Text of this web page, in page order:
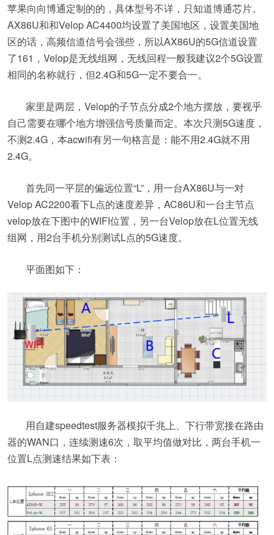
苹果向向博通定制的的，具体型号不详，只知道博通芯片。
AX86U和和Velop AC4400均设置了美国地区，设置美国地
区的话，高频信道信号会强些，所以AX86U的5G信道设置
了161，Velop是无线组网，无线回程一般我建议2个5G设置
相同的名称就行，但2.4G和5G一定不要合一。
家里是两层，Velop的子节点分成2个地方摆放，要视乎
自己需要在哪个地方增强信号质量而定。本次只测5G速度，
不测2.4G，本acwifi有另一句格言是：能不用2.4G就不用
2.4G。
首先同一平层的偏远位置“L”，用一台AX86U与一对
Velop AC2200看下L点的速度差异，AC86U和一台主节点
velop放在下图中的WIFI位置，另一台Velop放在L位置无线
组网，用2台手机分别测试L点的5G速度。
平面图如下：
用自建speedtest服务器模拟千兆上、下行带宽接在路由
器的WAN口，连续测速6次，取平均值做对比，两台手机一
位置L点测速结果如下表：